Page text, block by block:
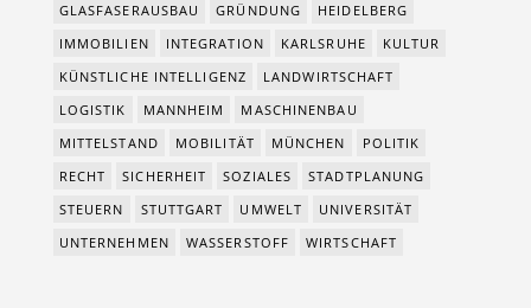
GLASFASERAUSBAU
GRÜNDUNG
HEIDELBERG
IMMOBILIEN
INTEGRATION KARLSRUHE
KULTUR
KÜNSTLICHE INTELLIGENZ
LANDWIRTSCHAFT
LOGISTIK
MANNHEIM
MASCHINENBAU
MITTELSTAND
MOBILITÄT MÜNCHEN
POLITIK
RECHT
SICHERHEIT SOZIALES
STADTPLANUNG
STEUERN
STUTTGART UMWELT
UNIVERSITÄT
UNTERNEHMEN
WASSERSTOFF WIRTSCHAFT